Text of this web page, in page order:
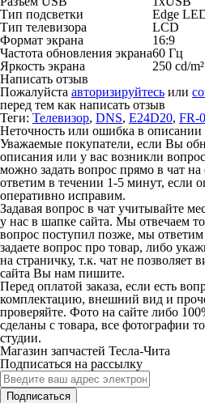
Тип подсветки
Edge
Тип телевизора
LCD
Формат экрана
16:9
Частота обновления экрана60 Гц
Яркость экрана
250 cd/m²
Написать отзыв
Пожалуйста авторизируйтесь или
перед тем как написать отзыв
Теги: Телевизор, DNS, E24D20, FR-
Неточность или ошибка в описании
Уважаемые покупатели, если Вы
описания или у вас возникли
можно задать вопрос прямо в чат
ответим в течении 1-5 минут, если
оперативно исправим.
Задавая вопрос в чат учитывайте
у нас в шапке сайта. Мы отвечаем
вопрос поступил позже, мы
задаете вопрос про товар, либо
на страничку, т.к. чат не позволяет
сайта Вы нам пишите.
Перед оплатой заказа, если есть
комплектацию, внешний вид и
проверяйте. Фото на сайте либо
сделаны с товара, все фотографии
студии.
Магазин запчастей Тесла-Чита
Подписаться на рассылку
Подписаться